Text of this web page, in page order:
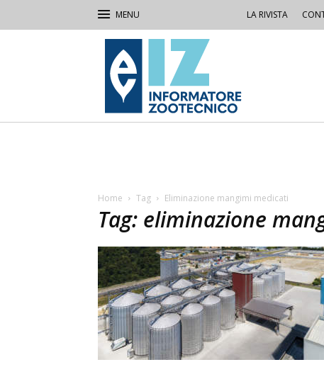
LA RIVISTA
IZ
Informatore
Zootecnico
Home Tag Eliminazione mangimi medicati
Tag: eliminazione